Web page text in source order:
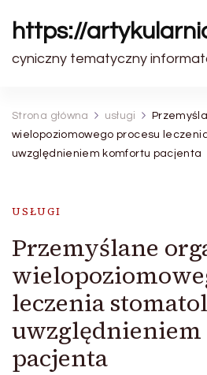
https://
cyniczny tematyczny
Strona główna usługi
wielopoziomowego procesu
uwzględnieniem komfortu pacjenta
USŁUGI
Przemyślane
leczenia
pacjenta